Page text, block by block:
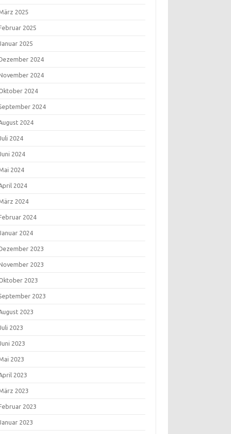
2025
2025
2025
2024
2024
2024
2024
2024
2024
2024
2024
2024
2024
2024
2024
2023
2023
2023
2023
2023
2023
2023
2023
2023
2023
2023
2023